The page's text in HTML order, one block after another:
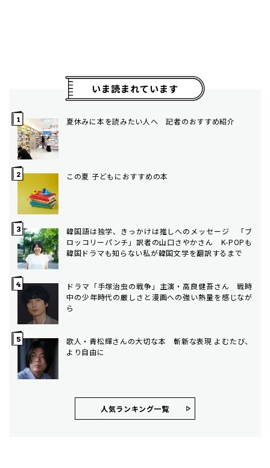
いま読まれています
夏休みに本を読みたい人へ 記者のおすすめ紹介
この夏 子どもにおすすめの本
韓国語は独学、きっかけは推しへのメッセージ 「ブ
ロッコリーパンチ」訳者の山口さやかさん K-POPも
韓国ドラマも知らない私が韓国文学を翻訳するまで
ドラマ「手塚治虫の戦争」主演・高良健吾さん 戦時
中の少年時代の厳しさと漫画への強い熱量を感じなが
ら
歌人・青松輝さんの大切な本 斬新な表現 よむたび、
より自由に
人気ランキング⼀覧